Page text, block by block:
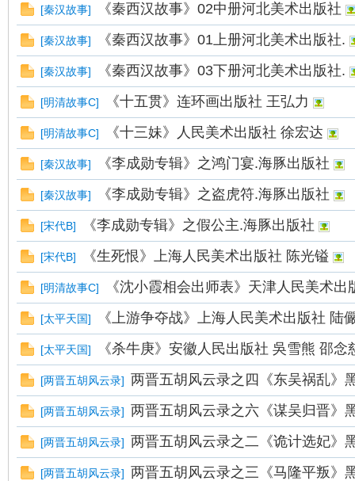
[秦汉故事] 《秦西汉故事》02中册河北美术出版社
[秦汉故事] 《秦西汉故事》01上册河北美术出版社.
[秦汉故事] 《秦西汉故事》03下册河北美术出版社.
[明清故事C] 《十五贯》连环画出版社 王弘力
[明清故事C] 《十三妹》人民美术出版社 徐宏达
[秦汉故事] 《李成勋专辑》之鸿门宴.海豚出版社
[秦汉故事] 《李成勋专辑》之盗虎符.海豚出版社
[宋代B] 《李成勋专辑》之假公主.海豚出版社
[宋代B] 《生死恨》上海人民美术出版社 陈光镒
[明清故事C] 《沈小霞相会出师表》天津人民美术
[太平天国] 《上游争夺战》上海人民美术出版社 陆
[太平天国] 《杀牛庚》安徽人民出版社 吳雪熊 邵念
[两晋五胡风云录] 两晋五胡风云录之四《东吴祸乱》
[两晋五胡风云录] 两晋五胡风云录之六《谋吴归晋》
[两晋五胡风云录] 两晋五胡风云录之二《诡计选妃》
[两晋五胡风云录] 两晋五胡风云录之三《马隆平叛》